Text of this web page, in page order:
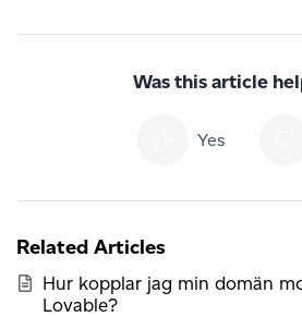
Was this article
Yes
Related Articles
Hur kopplar jag min domän
Lovable?